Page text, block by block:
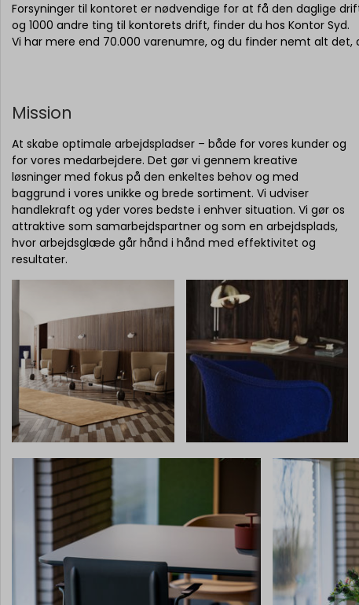
Forsyninger til kontoret er nødvendige for at få den daglige
og 1000 andre ting til kontorets drift, finder du hos Kontor Syd.
Vi har mere end 70.000 varenumre, og du finder nemt alt det,
Mission
At skabe optimale arbejdspladser – både for vores kunder og
for vores medarbejdere. Det gør vi gennem kreative
løsninger med fokus på den enkeltes behov og med
baggrund i vores unikke og brede sortiment. Vi udviser
handlekraft og yder vores bedste i enhver situation. Vi gør os
attraktive som samarbejdspartner og som en arbejdsplads,
hvor arbejdsglæde går hånd i hånd med effektivitet og
resultater.